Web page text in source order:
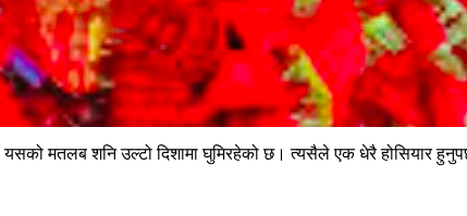
मतलब शनि उल्टो दिशामा घुमिरहेको छ। त्यसैले एक धेरै होसियार